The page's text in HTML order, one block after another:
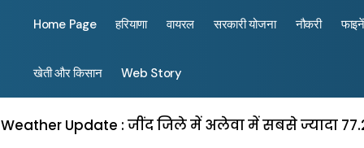
Home Page हरियाणा वायरल सरकारी योजना नौकरी
खेती और किसान Web Story
Weather Update : जींद जिले में अलेवा में सबसे ज्यादा